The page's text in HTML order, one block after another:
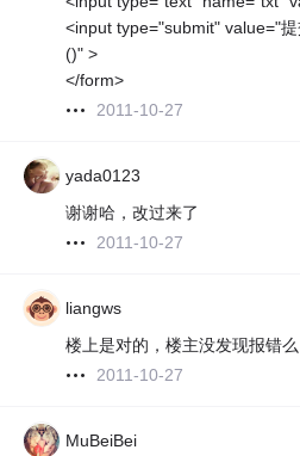
<input type="submit" value="
()" >
</form>
2011-10-27
yada0123
谢谢哈，改过来了
2011-10-27
liangws
楼上是对的，楼主没发现报错么
2011-10-27
MuBeiBei